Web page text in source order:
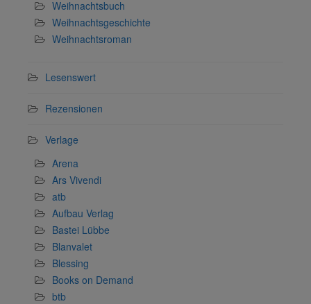
Weihnachtsbuch
Weihnachtsgeschichte
Weihnachtsroman
Lesenswert
Rezensionen
Verlage
Arena
Ars Vivendi
atb
Aufbau Verlag
Bastei Lübbe
Blanvalet
Blessing
Books on Demand
btb